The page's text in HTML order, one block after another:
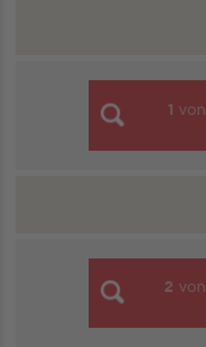
1 von
2 von